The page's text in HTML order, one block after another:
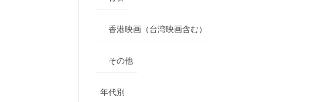
香港映画（台湾映画含む）
その他
年代別